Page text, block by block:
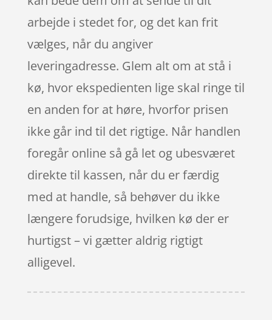
arbejde i stedet for, og det kan frit
vælges, når du angiver
leveringadresse. Glem alt om at stå i
kø, hvor ekspedienten lige skal ringe til
en anden for at høre, hvorfor prisen
ikke går ind til det rigtige. Når handlen
foregår online så gå let og ubesværet
direkte til kassen, når du er færdig
med at handle, så behøver du ikke
længere forudsige, hvilken kø der er
hurtigst – vi gætter aldrig rigtigt
alligevel.